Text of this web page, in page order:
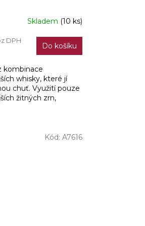
Skladem (10 ks)
DPH
Do košíku
kombinace
whisky, které jí
chuť. Využití pouze
žitných zrn,
Kód: A7616